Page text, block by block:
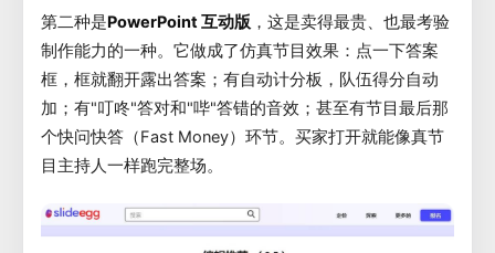
第二种是PowerPoint 互动版 ，这是卖得最贵、也最考验
制作能力的一种。它做成了仿真节目效果：点一下答案
框，框就翻开露出答案；有自动计分板，队伍得分自动
加；有"叮咚"答对和"哔"答错的音效；甚至有节目最后那
个快问快答（Fast Money）环节。买家打开就能像真节
目主持人一样跑完整场。